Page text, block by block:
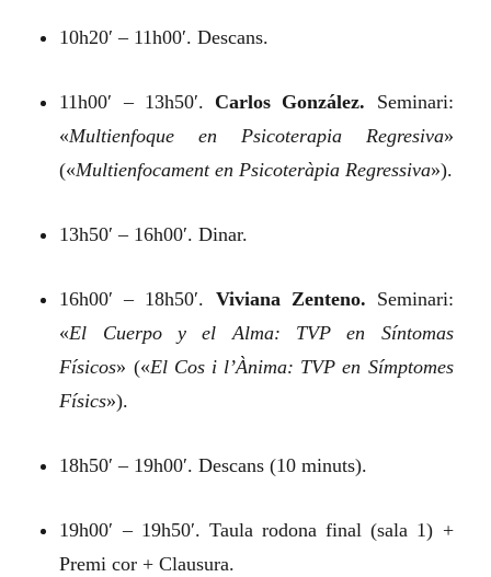
10h20′ – 11h00′. Descans.
11h00′ – 13h50′. Carlos González. Seminari:
«Multienfoque en Psicoterapia Regresiva»
(«Multienfocament en Psicoteràpia Regressiva»).
13h50′ – 16h00′. Dinar.
16h00′ – 18h50′. Viviana Zenteno. Seminari:
«El Cuerpo y el Alma: TVP en Síntomas
Físicos» («El Cos i l’Ànima: TVP en Símptomes
Físics»).
18h50′ – 19h00′. Descans (10 minuts).
19h00′ – 19h50′. Taula rodona final (sala 1) +
Premi cor + Clausura.